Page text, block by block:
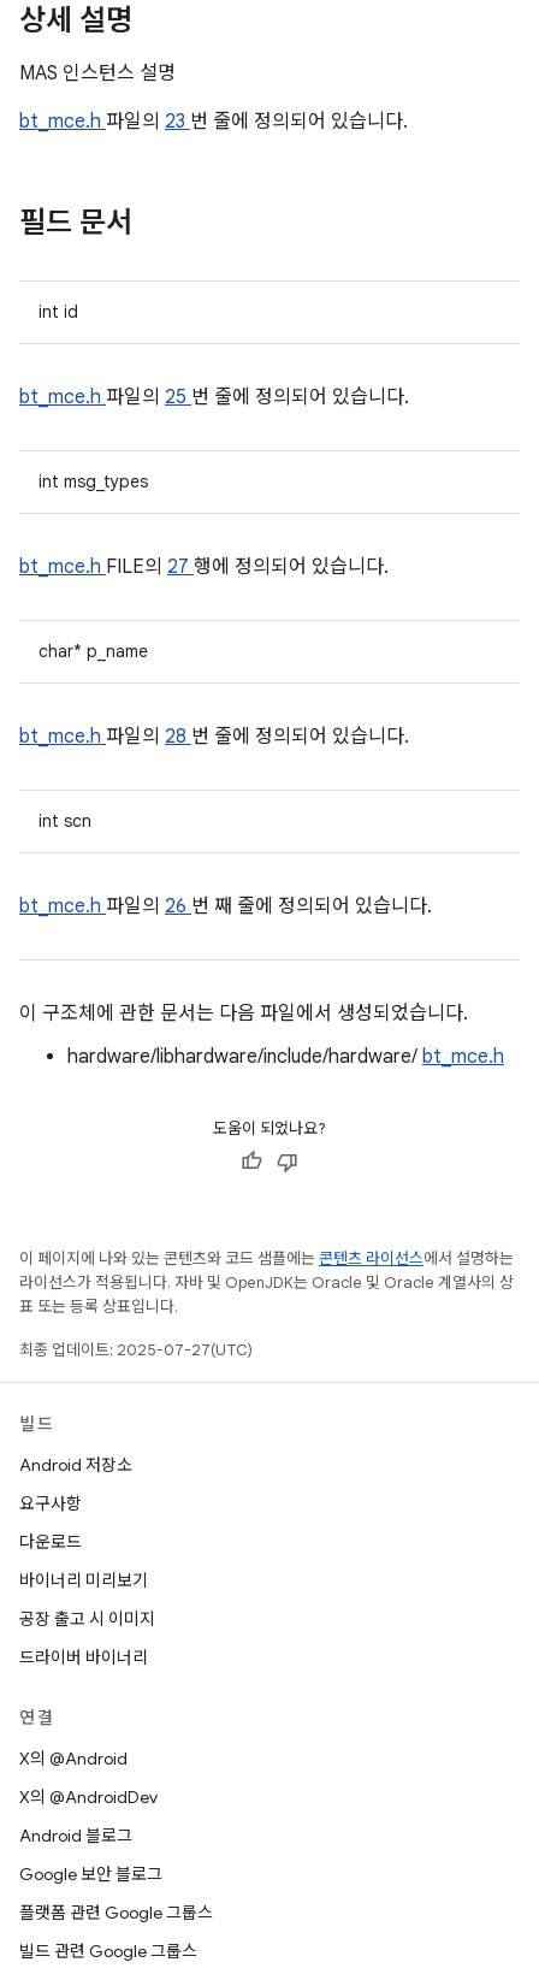
상세 설명
MAS 인스턴스 설명
bt_mce.h 파일의 23 번 줄에 정의되어 있습니다.
필드 문서
int id
bt_mce.h 파일의 25 번 줄에 정의되어 있습니다.
int msg_types
bt_mce.h FILE의 27 행에 정의되어 있습니다.
char* p_name
bt_mce.h 파일의 28 번 줄에 정의되어 있습니다.
int scn
bt_mce.h 파일의 26 번 째 줄에 정의되어 있습니다.
이 구조체에 관한 문서는 다음 파일에서 생성되었습니다.
hardware/libhardware/include/hardware/ bt_mce.h
도움이 되었나요?
이 페이지에 나와 있는 콘텐츠와 코드 샘플에는 콘텐츠 라이선스에서 설명하는
라이선스가 적용됩니다. 자바 및 OpenJDK는 Oracle 및 Oracle 계열사의 상
표 또는 등록 상표입니다.
최종 업데이트: 2025-07-27(UTC)
빌드
Android 저장소
요구사항
다운로드
바이너리 미리보기
공장 출고 시 이미지
드라이버 바이너리
연결
X의 @Android
X의 @AndroidDev
Android 블로그
Google 보안 블로그
플랫폼 관련 Google 그룹스
빌드 관련 Google 그룹스